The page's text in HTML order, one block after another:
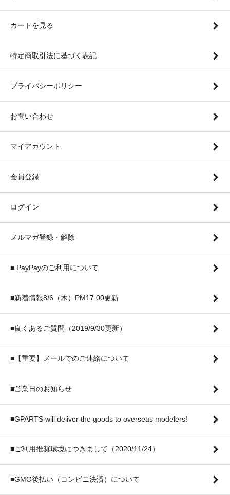
カートを見る
特定商取引法に基づく表記
プライバシーポリシー
お問い合わせ
マイアカウント
会員登録
ログイン
メルマガ登録・解除
■ PayPayのご利用について
■新着情報8/6（木）PM17:00更新
■良くあるご質問（2019/9/30更新）
■【重要】メールでのご連絡について
■営業日のお知らせ
■GPARTS will deliver the goods to overseas modelers!
■ご利用推奨環境につきまして（2020/11/24）
■GMO後払い（コンビニ決済）について